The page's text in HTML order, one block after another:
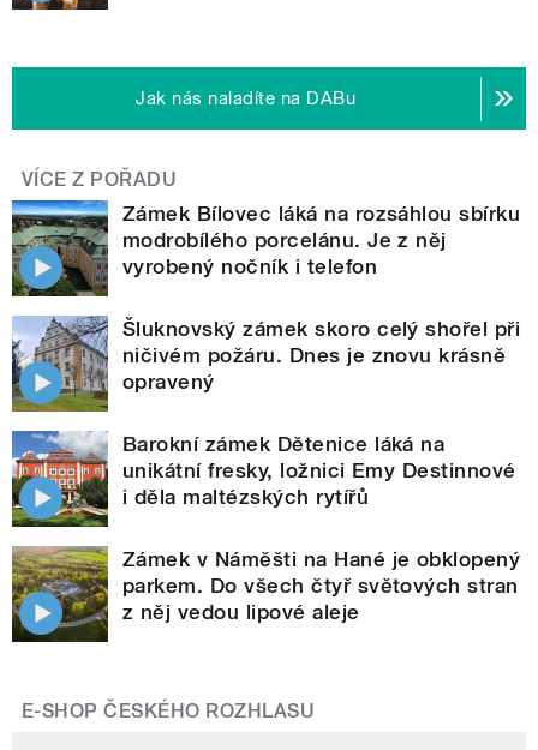
Jak nás naladíte na DABu
VÍCE Z POŘADU
Zámek Bílovec láká na rozsáhlou sbírku
modrobílého porcelánu. Je z něj
vyrobený nočník i telefon
Šluknovský zámek skoro celý shořel při
ničivém požáru. Dnes je znovu krásně
opravený
Barokní zámek Dětenice láká na
unikátní fresky, ložnici Emy Destinnové
i děla maltézských rytířů
Zámek v Náměšti na Hané je obklopený
parkem. Do všech čtyř světových stran
z něj vedou lipové aleje
E-SHOP ČESKÉHO ROZHLASU